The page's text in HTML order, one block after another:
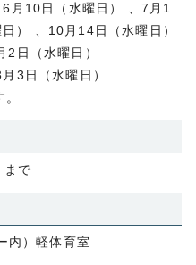
月10日（水曜日） 、7月1
） 、10月14日（水曜日）
2日（水曜日）
3日（水曜日）
で
内）軽体育室